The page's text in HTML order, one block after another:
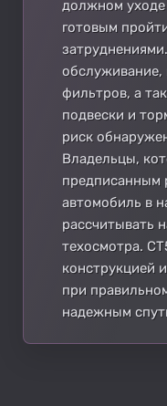
должном уходе
готовым
фильтров, а
подвески и
риск
Владельцы,
предписанным
автомобиль в
рассчитывать
техосмотра.
конструкцией
при
надежным